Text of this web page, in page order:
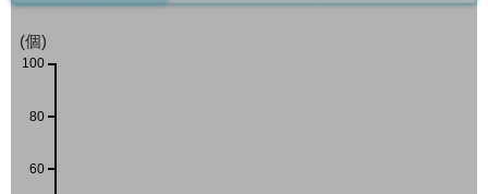
(個)
60
80
100